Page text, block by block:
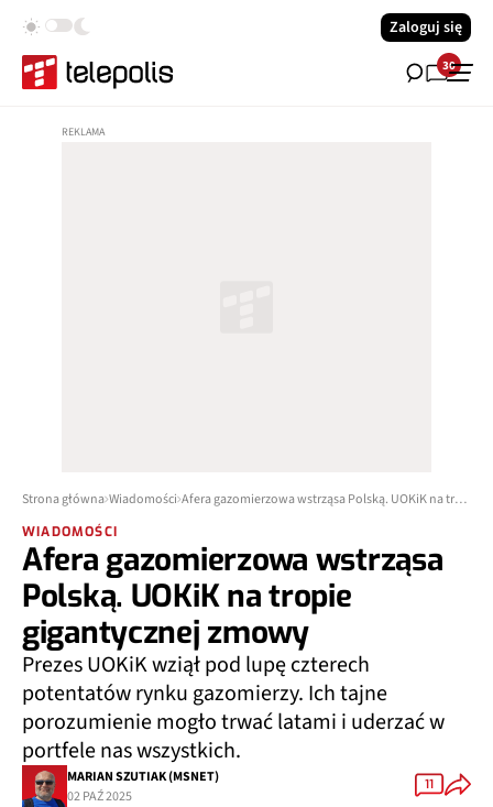
Zaloguj się
30
Strona główna Wiadomości Afera gazomierzowa wstrząsa Polską. UOKiK na tropie gigantycznej zmowy
WIADOMOŚCI
Afera gazomierzowa wstrząsa
Polską. UOKiK na tropie
gigantycznej zmowy
Prezes UOKiK wziął pod lupę czterech
potentatów rynku gazomierzy. Ich tajne
porozumienie mogło trwać latami i uderzać w
portfele nas wszystkich.
MARIAN SZUTIAK (MSNET)
02 PAŹ 2025
11